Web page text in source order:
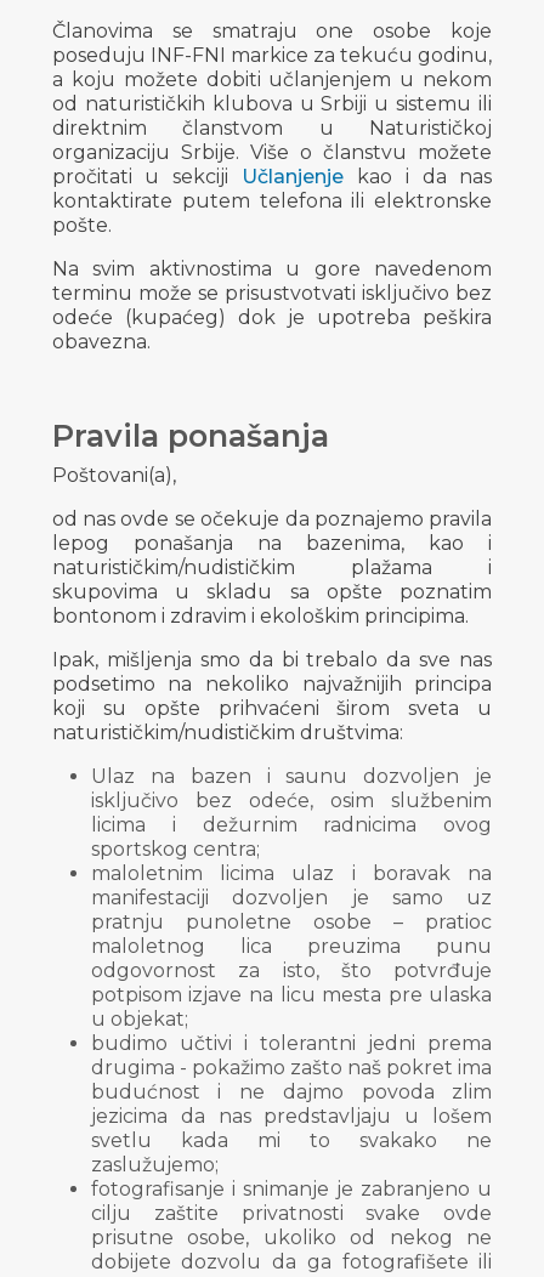
Članovima se smatraju one osobe koje
poseduju INF-FNI markice za tekuću godinu,
a koju možete dobiti učlanjenjem u nekom
od naturističkih klubova u Srbiji u sistemu ili
direktnim članstvom u Naturističkoj
organizaciju Srbije. Više o članstvu možete
pročitati u sekciji
Učlanjenje kao i da nas
kontaktirate putem telefona ili elektronske
pošte.
Na svim aktivnostima u gore navedenom
terminu može se prisustvotvati isključivo bez
odeće (kupaćeg) dok je upotreba peškira
obavezna.
Pravila ponašanja
Poštovani(a),
od nas ovde se očekuje da poznajemo pravila
lepog ponašanja na bazenima, kao i
naturističkim/nudističkim plažama i
skupovima u skladu sa opšte poznatim
bontonom i zdravim i ekološkim principima.
Ipak, mišljenja smo da bi trebalo da sve nas
podsetimo na nekoliko najvažnijih principa
koji su opšte prihvaćeni širom sveta u
naturističkim/nudističkim društvima:
Ulaz na bazen i saunu dozvoljen je
isključivo bez odeće, osim službenim
licima i dežurnim radnicima ovog
sportskog centra;
maloletnim licima ulaz i boravak na
manifestaciji dozvoljen je samo uz
pratnju punoletne osobe – pratioc
maloletnog lica preuzima punu
odgovornost za isto, što potvrđuje
potpisom izjave na licu mesta pre ulaska
u objekat;
budimo učtivi i tolerantni jedni prema
drugima - pokažimo zašto naš pokret ima
budućnost i ne dajmo povoda zlim
jezicima da nas predstavljaju u lošem
svetlu kada mi to svakako ne
zaslužujemo;
fotografisanje i snimanje je zabranjeno u
cilju zaštite privatnosti svake ovde
prisutne osobe, ukoliko od nekog ne
dobijete dozvolu da ga fotografišete ili